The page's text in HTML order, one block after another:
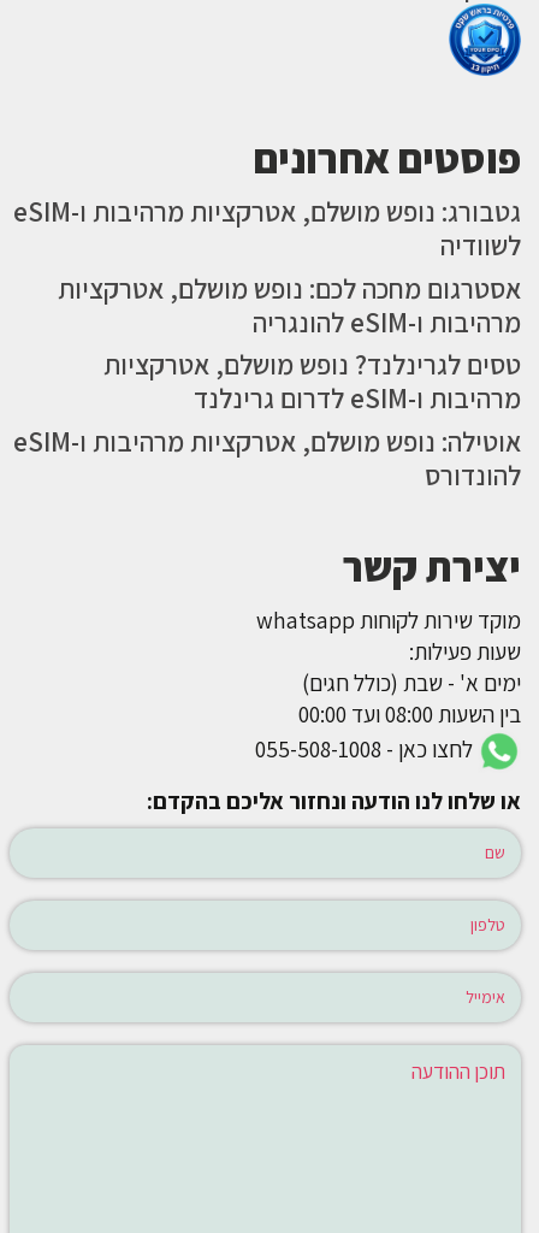
פוסטים אחרונים
גטבורג: נופש מושלם, אטרקציות מרהיבות ו-eSIM
לשוודיה
אסטרגום מחכה לכם: נופש מושלם, אטרקציות
מרהיבות ו-eSIM להונגריה
טסים לגרינלנד? נופש מושלם, אטרקציות
מרהיבות ו-eSIM לדרום גרינלנד
אוטילה: נופש מושלם, אטרקציות מרהיבות ו-eSIM
להונדורס
יצירת קשר
מוקד שירות לקוחות whatsapp
שעות פעילות:
ימים א' - שבת (כולל חגים)
בין השעות 08:00 ועד 00:00
לחצו כאן - 055-508-1008
או שלחו לנו הודעה ונחזור אליכם בהקדם: